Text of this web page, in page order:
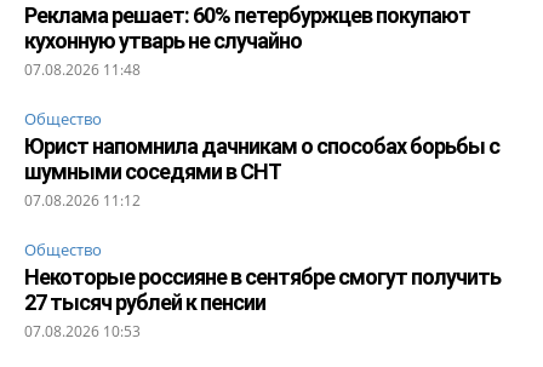
Реклама решает: 60% петербуржцев покупают
кухонную утварь не случайно
07.08.2026 11:48
Общество
Юрист напомнила дачникам о способах борьбы с
шумными соседями в СНТ
07.08.2026 11:12
Общество
Некоторые россияне в сентябре смогут получить
27 тысяч рублей к пенсии
07.08.2026 10:53